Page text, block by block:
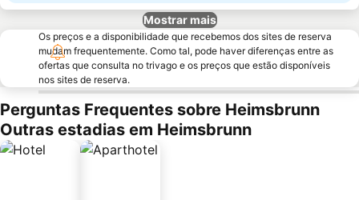
Mostrar mais
Os preços e a disponibilidade que recebemos dos sites de reserva
mudam frequentemente. Como tal, pode haver diferenças entre as
ofertas que consulta no trivago e os preços que estão disponíveis
nos sites de reserva.
Perguntas Frequentes sobre Heimsbrunn
Outras estadias em Heimsbrunn